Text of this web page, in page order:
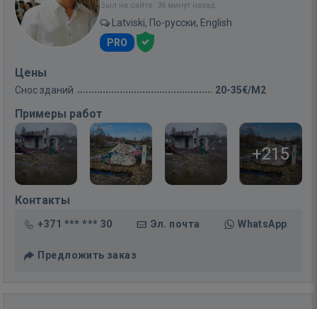
Был на сайте: 36 минут назад
Latviski, По-русски, English
PRO
Цены
Снос зданий 20-35€/M2
Примеры работ
+215
Контакты
+371 *** *** 30 Эл. почта WhatsApp
Предложить заказ